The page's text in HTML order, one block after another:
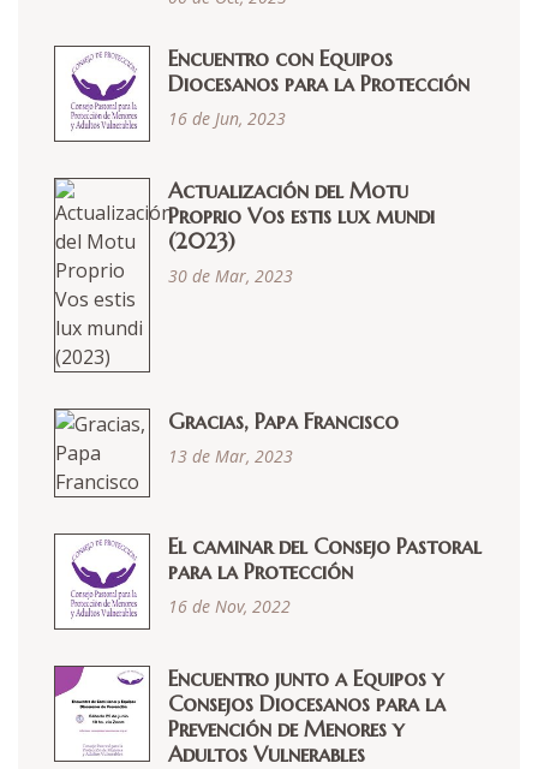
Encuentro con Equipos
Diocesanos para la Protección
16 de Jun, 2023
Actualización del Motu
Proprio Vos estis lux mundi
(2023)
30 de Mar, 2023
Gracias, Papa Francisco
13 de Mar, 2023
El caminar del Consejo Pastoral
para la Protección
16 de Nov, 2022
Encuentro junto a Equipos y
Consejos Diocesanos para la
Prevención de Menores y
Adultos Vulnerables